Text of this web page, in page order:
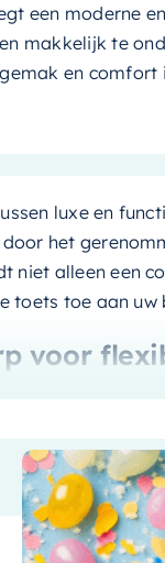
een moderne
makkelijk te
en comfort
luxe en
het
niet alleen een
toets toe aan uw
voor
ontwerp,
plaatsen waar
zorgt het
aan een